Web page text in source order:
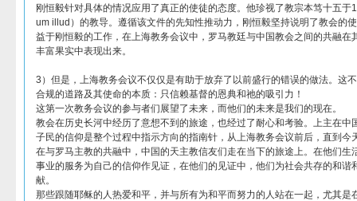
刚恒毅针对具体的情况应用了真正的使徒的态度。他珍视了教宗本笃十五
um illud）的教导。遵循该文件的先知性推动力，刚恒毅坚持说明了教会的
益于刚恒毅的工作，在上海教务会议中，罗马教廷与中国教会之间的共融在
丰富果实中表现出来。
3）但是，上海教务会议不仅仅是有助于放弃了以前盛行的错误的做法。这
合规的道路及其使命的本质：只信赖基督的恩典和祂的吸引力！
这第一次教务会议的参与者们展望了未来，而他们的未来是我们的现在。
教会在历史长河中经历了意想不到的旅途，也经过了耐心和考验。上主在中
子民的信仰是整个过程中指示方向的指南针，从上海教务会议前后，直到今
在与罗马主教的共融中，中国的天主教信友们走在当下的旅途上。在他们生
事业的服务为自己的信仰作见证，在他们的见证中，他们为社会共存的和谐
献。
那些跟随耶稣的人热爱和平，并与所有为和平而努力的人站在一起，尤其是